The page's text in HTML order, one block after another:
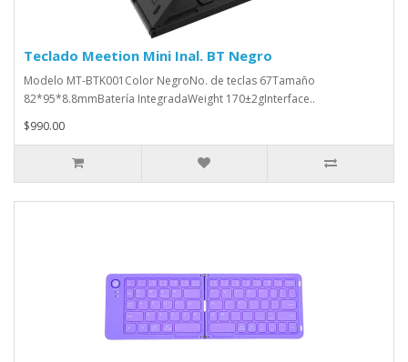
Teclado Meetion Mini Inal. BT Negro
Modelo MT-BTK001Color NegroNo. de teclas 67Tamaño
82*95*8.8mmBatería IntegradaWeight 170±2gInterface..
$990.00